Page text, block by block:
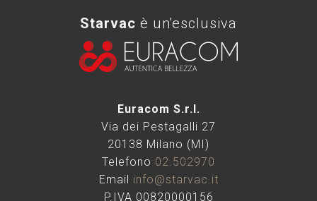
Starvac è un'esclusiva
Euracom S.r.l.
Via dei Pestagalli 27
20138 Milano (MI)
Telefono 02.502970
Email info@starvac.it
P.IVA 00820000156